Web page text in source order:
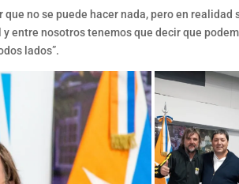
no se puede hacer nada, pero en realidad
entre nosotros tenemos que decir que
lados”.